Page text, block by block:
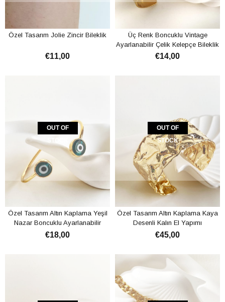
Özel Tasarım Jolie Zincir Bileklik
€11,00
Üç Renk Boncuklu Vintage
Ayarlanabilir Çelik Kelepçe Bileklik
€14,00
OUT OF
Özel Tasarım Altın Kaplama Yeşil
Nazar Boncuklu Ayarlanabilir
Bileklik
€18,00
OUT OF
STOCK
Özel Tasarım Altın Kaplama Kaya
Desenli Kalın El Yapımı
Ayarlanabilir Kelepçe Bileklik
€45,00